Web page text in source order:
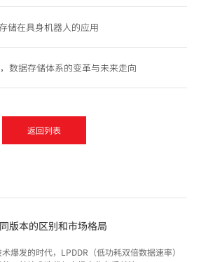
储在具身机器人的应用
数据存储体系的变革与未来走向
返回列表
版本的区别和市场格局
爆发的时代，LPDDR（低功耗双倍数据速率）